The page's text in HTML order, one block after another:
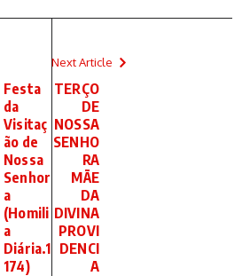
Festa
da
Visitaç
ão de
Nossa
Senhor
a
(Homili
a
Diária.1
174)
Next Article
TERÇO
DE
NOSSA
SENHO
RA
MÃE
DA
DIVINA
PROVI
DENCI
A